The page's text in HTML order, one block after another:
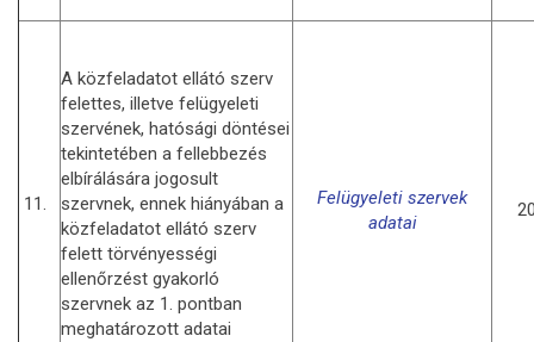
11.
A közfeladatot ellátó szerv
felettes, illetve felügyeleti
szervének, hatósági döntései
tekintetében a fellebbezés
elbírálására jogosult
szervnek, ennek hiányában a
közfeladatot ellátó szerv
felett törvényességi
ellenőrzést gyakorló
szervnek az 1. pontban
meghatározott adatai
Felügyeleti szervek
adatai